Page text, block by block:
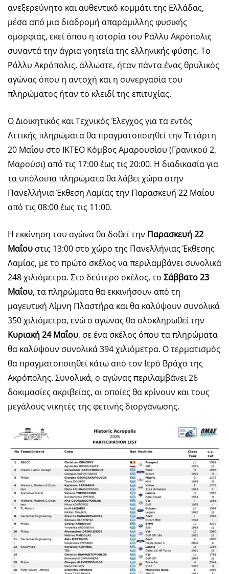
ανεξερεύνητο και αυθεντικό κομμάτι της Ελλάδας,
μέσα από μια διαδρομή απαράμιλλης φυσικής
ομορφιάς, εκεί όπου η ιστορία του Ράλλυ Ακρόπολις
συναντά την άγρια γοητεία της ελληνικής φύσης. Το
Ράλλυ Ακρόπολις, άλλωστε, ήταν πάντα ένας θρυλικός
αγώνας όπου η αντοχή και η συνεργασία του
πληρώματος ήταν το κλειδί της επιτυχίας.
Ο Διοικητικός και Τεχνικός Έλεγχος για τα εντός
Αττικής πληρώματα θα πραγματοποιηθεί την Τετάρτη
20 Μαΐου στο ΙΚΤΕΟ Κόμβος Αμαρουσίου (Γρανικού 2,
Μαρούσι) από τις 17:00 έως τις 20:00. Η διαδικασία για
τα υπόλοιπα πληρώματα θα λάβει χώρα στην
Πανελλήνια Έκθεση Λαμίας την Παρασκευή 22 Μαΐου
από τις 08:00 έως τις 11:00.
Η εκκίνηση του αγώνα θα δοθεί την Παρασκευή 22
Μαΐου στις 13:00 στο χώρο της Πανελλήνιας Έκθεσης
Λαμίας, με το πρώτο σκέλος να περιλαμβάνει συνολικά
248 χιλιόμετρα. Στο δεύτερο σκέλος, το Σάββατο 23
Μαΐου, τα πληρώματα θα εκκινήσουν από τη
μαγευτική Λίμνη Πλαστήρα και θα καλύψουν συνολικά
350 χιλιόμετρα, ενώ ο αγώνας θα ολοκληρωθεί την
Κυριακή 24 Μαΐου, σε ένα σκέλος όπου τα πληρώματα
θα καλύψουν συνολικά 394 χιλιόμετρα. Ο τερματισμός
θα πραγματοποιηθεί κάτω από τον Ιερό Βράχο της
Ακρόπολης. Συνολικά, ο αγώνας περιλαμβάνει 26
δοκιμασίες ακριβείας, οι οποίες θα κρίνουν και τους
μεγάλους νικητές της φετινής διοργάνωσης.